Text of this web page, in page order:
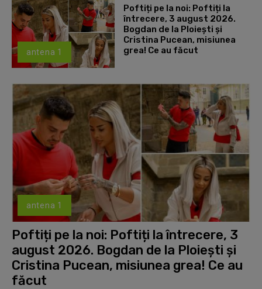
antena 1
Poftiți pe la noi: Poftiți la
întrecere, 3 august 2026.
Bogdan de la Ploiești și
Cristina Pucean, misiunea
grea! Ce au făcut
antena 1
Poftiți pe la noi: Poftiți la întrecere, 3
august 2026. Bogdan de la Ploiești și
Cristina Pucean, misiunea grea! Ce au
făcut